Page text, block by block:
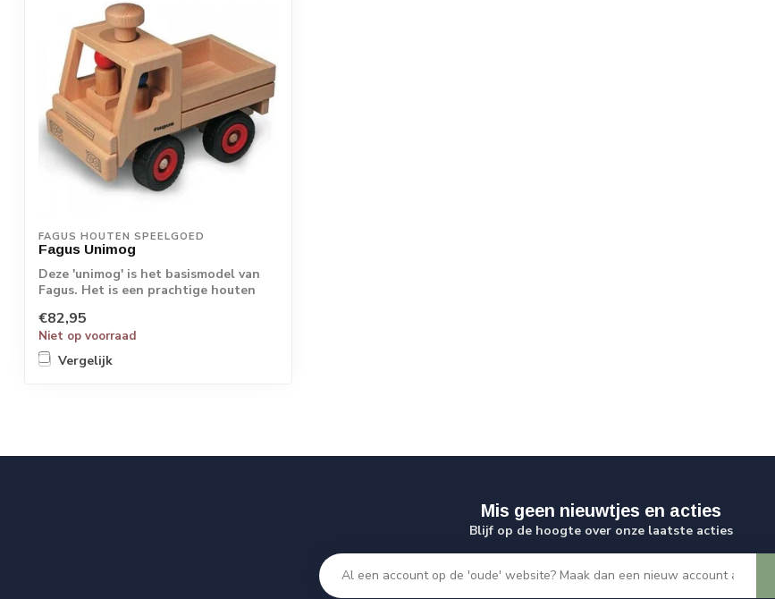
FAGUS HOUTEN SPEELGOED
Fagus Unimog
Deze 'unimog' is het basismodel van
Fagus. Het is een prachtige houten
€82,95
Niet op voorraad
Vergelijk
Mis geen nieuwtjes en acties
Blijf op de hoogte over onze laatste acties